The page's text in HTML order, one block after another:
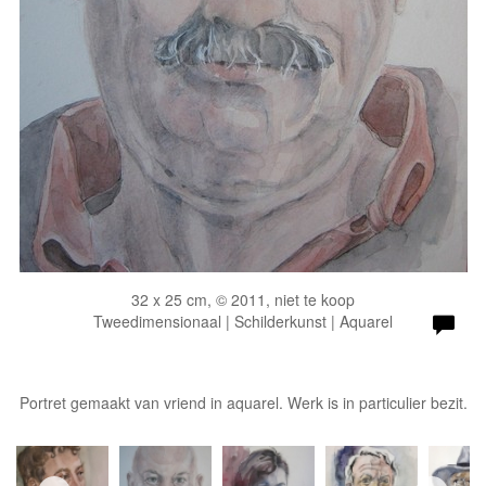
32 x 25 cm, © 2011, niet te koop
Tweedimensionaal | Schilderkunst | Aquarel
Portret gemaakt van vriend in aquarel. Werk is in particulier bezit.